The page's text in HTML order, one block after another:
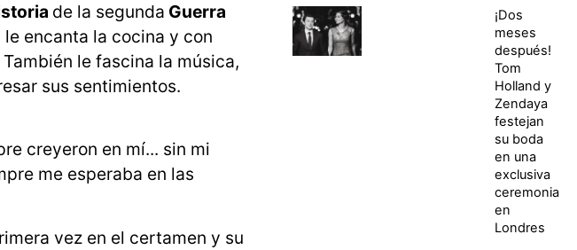
de la segunda Guerra
le encanta la cocina y con
le fascina la música,
sus sentimientos.
creyeron en mí... sin mi
me esperaba en las
vez en el certamen y su
¡Dos
meses
después!
Tom
Holland y
Zendaya
festejan
su boda
en una
exclusiva
ceremonia
en
Londres